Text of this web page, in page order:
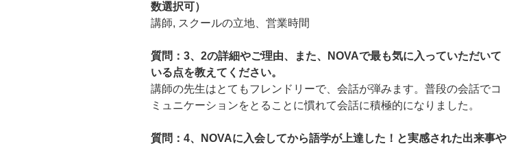
数選択可）
講師, スクールの立地、営業時間
質問：3、2の詳細やご理由、また、NOVAで最も気に入っていただいて
いる点を教えてください。
講師の先生はとてもフレンドリーで、会話が弾みます。普段の会話でコ
ミュニケーションをとることに慣れて会話に積極的になりました。
質問：4、NOVAに入会してから語学が上達した！と実感された出来事や